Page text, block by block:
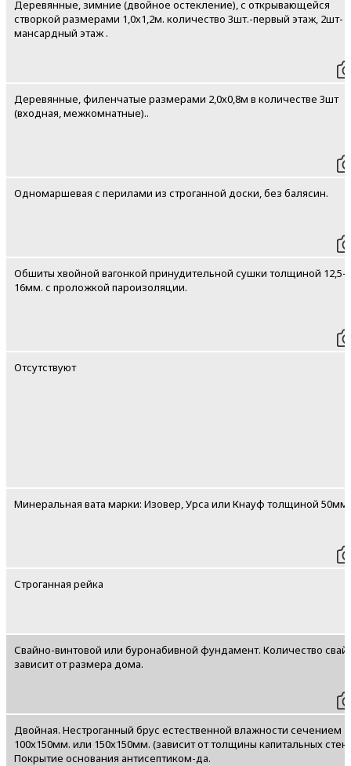
Деревянные, зимние (двойное остекление), с открывающейся
створкой размерами 1,0х1,2м. количество 3шт.-первый этаж, 2шт-
мансардный этаж .
Деревянные, филенчатые размерами 2,0х0,8м в количестве 3шт
(входная, межкомнатные)..
Одномаршевая с перилами из строганной доски, без балясин.
Обшиты хвойной вагонкой принудительной сушки толщиной 12,5-
16мм. с проложкой пароизоляции.
Отсутствуют
Минеральная вата марки: Изовер, Урса или Кнауф толщиной 50мм.
Строганная рейка
Свайно-винтовой или буронабивной фундамент. Количество свай
зависит от размера дома.
Двойная. Нестроганный брус естественной влажности сечением
100х150мм. или 150х150мм. (зависит от толщины капитальных стен)
Покрытие основания антисептиком-да.